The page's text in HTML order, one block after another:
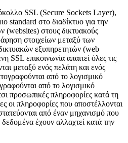
SSL (Secure Sockets Layer),
standard στο διαδίκτυο για την
(websites) στους δικτυακούς
στοιχείων μεταξύ των
εξυπηρετητών (web
επικοινωνία απαιτεί όλες τις
μεταξύ ενός πελάτη και ενός
από το λογισμικό
από το λογισμικό
προσωπικές πληροφορίες κατά τη
οι πληροφορίες που αποστέλλονται
από έναν μηχανισμό που
έχουν αλλαχτεί κατά την